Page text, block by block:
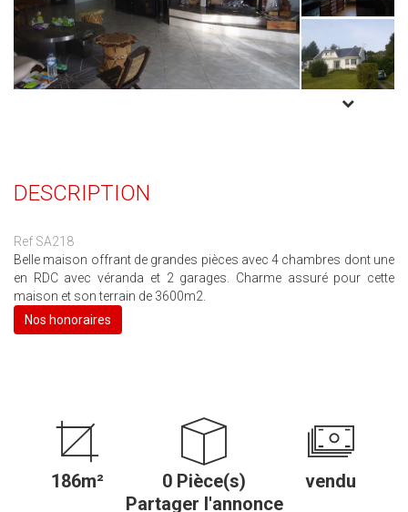
DESCRIPTION
Ref SA218
Belle maison offrant de grandes pièces avec 4 chambres dont une
en RDC avec véranda et 2 garages. Charme assuré pour cette
maison et son terrain de 3600m2.
Nos honoraires
186m² 0 Pièce(s)
vendu
Partager l'annonce